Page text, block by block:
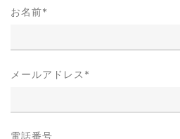
お名前*
メールアドレス *
電話番号